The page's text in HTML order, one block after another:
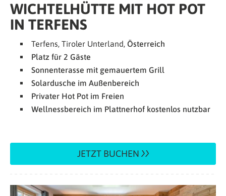
WICHTELHÜTTE MIT HOT POT
IN TERFENS
Terfens, Tiroler Unterland, Österreich
Platz für 2 Gäste
Sonnenterasse mit gemauertem Grill
Solardusche im Außenbereich
Privater Hot Pot im Freien
Wellnessbereich im Plattnerhof kostenlos nutzbar
JETZT BUCHEN